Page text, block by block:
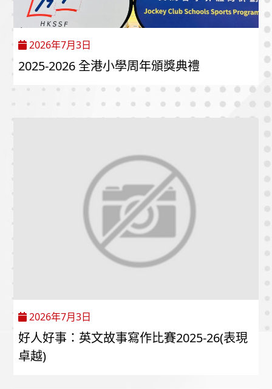
2026年7月3日
2025-2026 全港小學周年頒獎典禮
2026年7月3日
好人好事：英文故事寫作比賽2025-26(表現
卓越)